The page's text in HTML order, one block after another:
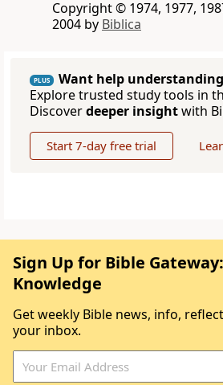
Copyright © 1974, 1977,
2004 by Biblica
PLUS
Want help
Explore trusted study tools in
Discoverdeeper insightwith
Start 7-day free trial
Sign Up for Bible
Knowledge
Get weekly Bible news, info,
your inbox.